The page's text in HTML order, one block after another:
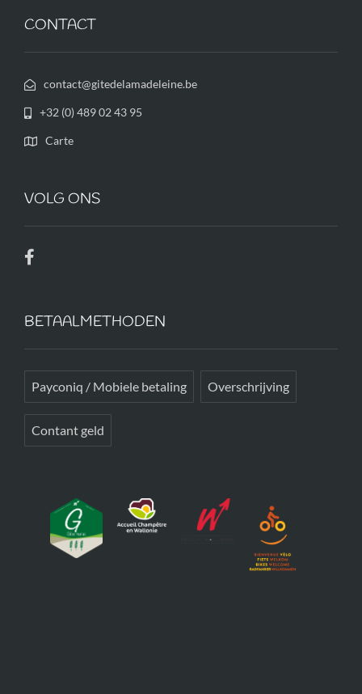
CONTACT
contact@gitedelamadeleine.be
+32 (0) 489 02 43 95
Carte
VOLG ONS
BETAALMETHODEN
Payconiq / Mobiele betaling Overschrijving
Contant geld